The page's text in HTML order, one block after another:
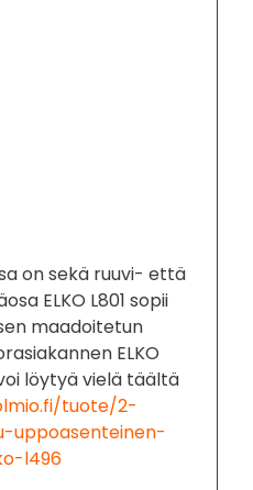
on sekä ruuvi- että
ELKO L801 sopii
maadoitetun
ELKO
löytyä vielä täältä
tuote/2-
uppoasenteinen-
l496